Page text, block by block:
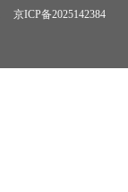
京ICP备2025142384